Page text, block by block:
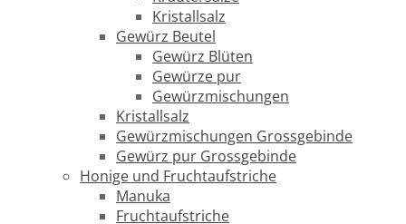
Kristallsalz
Gewürz Beutel
Gewürz Blüten
Gewürze pur
Gewürzmischungen
Kristallsalz
Gewürzmischungen Grossgebinde
Gewürz pur Grossgebinde
Honige und Fruchtaufstriche
Manuka
Fruchtaufstriche